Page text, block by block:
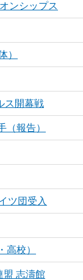
ンシップス
）
ス開幕戦
報告）
ツ団受入
高校）
志濤館